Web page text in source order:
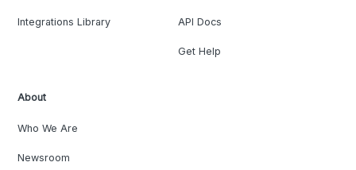
Integrations Library API Docs
Get Help
About
Who We Are
Newsroom